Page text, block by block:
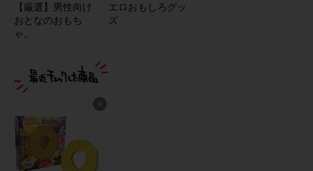
【厳選】男性向け
おとなのおもち
ゃ。
エロおもしろグッ
ズ
×